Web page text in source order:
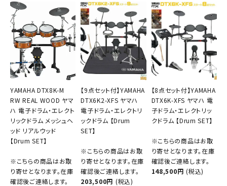
YAMAHA DTX8K-M
RW REAL WOOD ヤマ
ハ 電子ドラム・エレクト
リックドラム メッシュヘ
ッド リアルウッド
【Drum SET】
※こちらの商品はお取
り寄せとなります。在庫
確認後ご連絡します。
【9点セット付】YAMAHA
DTX6K2-XFS ヤマハ
電子ドラム・エレクトリ
ックドラム 【Drum
SET】
※こちらの商品はお取
り寄せとなります。在庫
確認後ご連絡します。
203,500円 (税込)
【8点セット付】YAMAHA
DTX6K-XFS ヤマハ 電
子ドラム・エレクトリッ
クドラム 【Drum SET】
※こちらの商品はお取
り寄せとなります。在庫
確認後ご連絡します。
148,500円 (税込)